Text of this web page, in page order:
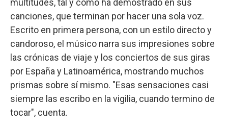
multitudes, tal y como ha demostrado en sus
canciones, que terminan por hacer una sola voz.
Escrito en primera persona, con un estilo directo y
candoroso, el músico narra sus impresiones sobre
las crónicas de viaje y los conciertos de sus giras
por España y Latinoamérica, mostrando muchos
prismas sobre sí mismo. "Esas sensaciones casi
siempre las escribo en la vigilia, cuando termino de
tocar", cuenta.